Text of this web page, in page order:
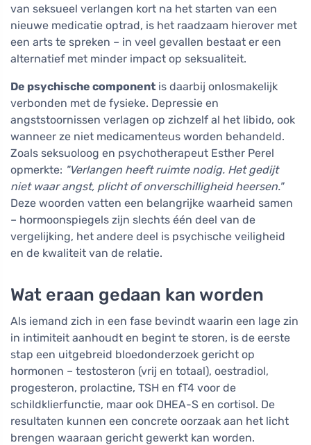
van seksueel verlangen kort na het starten van een
nieuwe medicatie optrad, is het raadzaam hierover met
een arts te spreken – in veel gevallen bestaat er een
alternatief met minder impact op seksualiteit.
De psychische component is daarbij onlosmakelijk
verbonden met de fysieke. Depressie en
angststoornissen verlagen op zichzelf al het libido, ook
wanneer ze niet medicamenteus worden behandeld.
Zoals seksuoloog en psychotherapeut Esther Perel
opmerkte: "Verlangen heeft ruimte nodig. Het gedijt
niet waar angst, plicht of onverschilligheid heersen."
Deze woorden vatten een belangrijke waarheid samen
– hormoonspiegels zijn slechts één deel van de
vergelijking, het andere deel is psychische veiligheid
en de kwaliteit van de relatie.
Wat eraan gedaan kan worden
Als iemand zich in een fase bevindt waarin een lage zin
in intimiteit aanhoudt en begint te storen, is de eerste
stap een uitgebreid bloedonderzoek gericht op
hormonen – testosteron (vrij en totaal), oestradiol,
progesteron, prolactine, TSH en fT4 voor de
schildklierfunctie, maar ook DHEA-S en cortisol. De
resultaten kunnen een concrete oorzaak aan het licht
brengen waaraan gericht gewerkt kan worden.